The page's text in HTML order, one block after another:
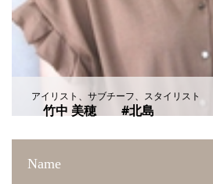
アイリスト、サブチーフ、スタイリスト
竹中 美穂 #北島
Name